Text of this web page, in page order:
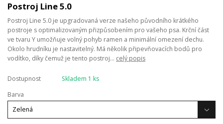
Postroj Line 5.0
Postroj Line 5.0 je upgradovaná verze našeho původního krátkého
postroje s optimalizovaným přizpůsobením pro vašeho psa. Krční část
ve tvaru Y umožňuje volný pohyb ramen a minimální omezení dechu.
Okolo hrudníku je nastavitelný. Má několik připevňovacích bodů pro
vodítko, díky čemuž je tento postroj... celý popis
Dostupnost
Skladem 1 ks
Barva